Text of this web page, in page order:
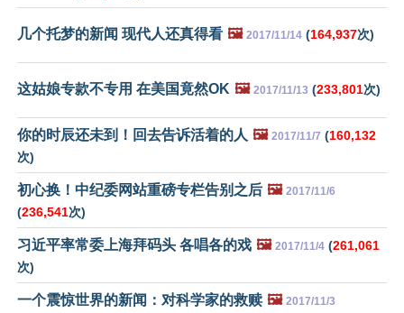
几个托梦的新闻 现代人还真得看 🖼️ 2017/11/14 (164,937次)
这姑娘专款不专用 在美国竟然OK 🖼️ 2017/11/13 (233,801次)
你的时辰还未到！回去告诉活着的人 🖼️ 2017/11/7 (160,132
次)
初心换！中纪委网站重磅专栏告别之后 🖼️ 2017/11/6
(236,541次)
习近平率常委上海拜码头 各唱各的戏 🖼️ 2017/11/4 (261,061
次)
一个震惊世界的新闻：对科学家的救赎 🖼️ 2017/11/3